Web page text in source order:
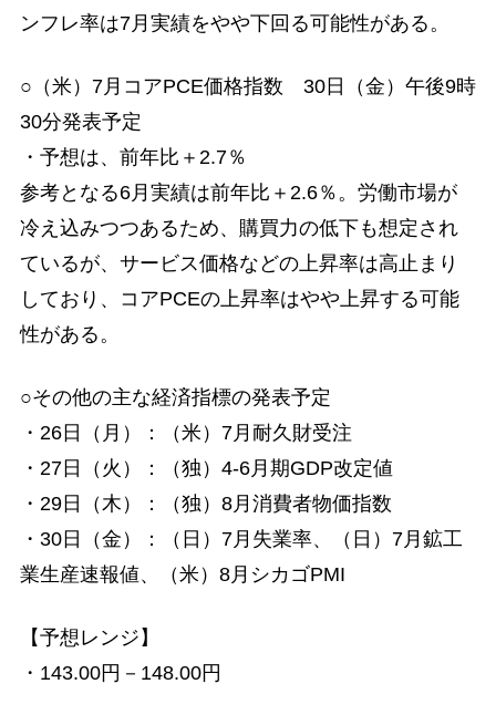
ンフレ率は7月実績をやや下回る可能性がある。
○（米）7月コアPCE価格指数 30日（金）午後9時
30分発表予定
・予想は、前年比＋2.7％
参考となる6月実績は前年比＋2.6％。労働市場が
冷え込みつつあるため、購買力の低下も想定され
ているが、サービス価格などの上昇率は高止まり
しており、コアPCEの上昇率はやや上昇する可能
性がある。
○その他の主な経済指標の発表予定
・26日（月）：（米）7月耐久財受注
・27日（火）：（独）4-6月期GDP改定値
・29日（木）：（独）8月消費者物価指数
・30日（金）：（日）7月失業率、（日）7月鉱工
業生産速報値、（米）8月シカゴPMI
【予想レンジ】
・143.00円－148.00円